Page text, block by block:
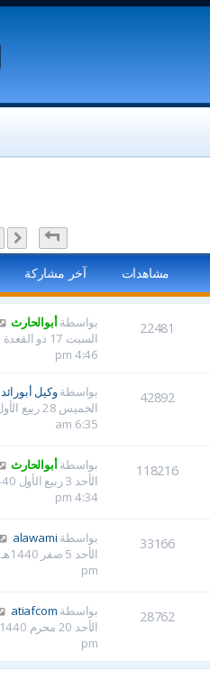
من10 السابق
مشاهدات آخر مشاركة
22481 بواسطةأبوالحارث
4:46 pm
42892 بواسطةوكيل أبورائد
6:35 am
118216 بواسطةأبوالحارث
4:34 pm
33166 بواسطة alawami
pm
28762 بواسطة atiafcom
pm